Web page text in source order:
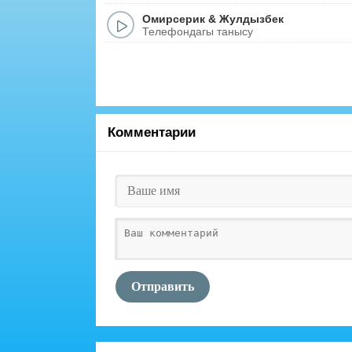
Омирсерик & Жулдызбек
Телефондагы танысу
Комментарии
Отправить